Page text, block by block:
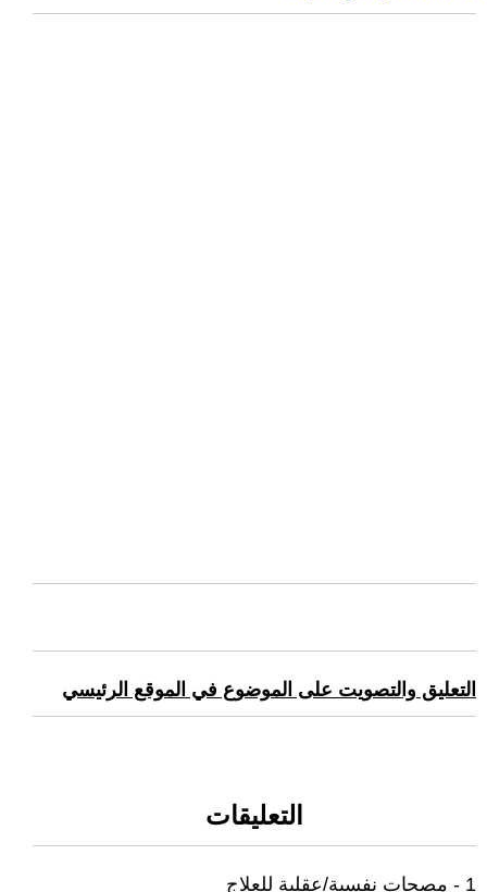
التعليق والتصويت على الموضوع في الموقع الرئيسي
التعليقات
1 - مصحات نفسية/عقلية للعلاج